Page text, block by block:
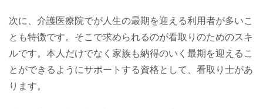
次に、介護医療院でが人生の最期を迎える利用者が多いこ
とも特徴です。そこで求められるのが看取りのためのスキ
ルです。本人だけでなく家族も納得のいく最期を迎えるこ
とができるようにサポートする資格として、看取り士があ
ります。